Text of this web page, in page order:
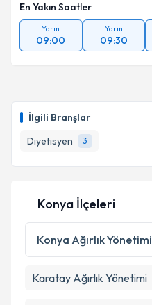
İlgili Branşlar
Diyetisyen
3
En Yakın Saatler
Yarın
09:00
Yarın
09:30
Konya İlçeleri
Konya Ağırlık Yönetimi
Karatay Ağırlık Yönetimi